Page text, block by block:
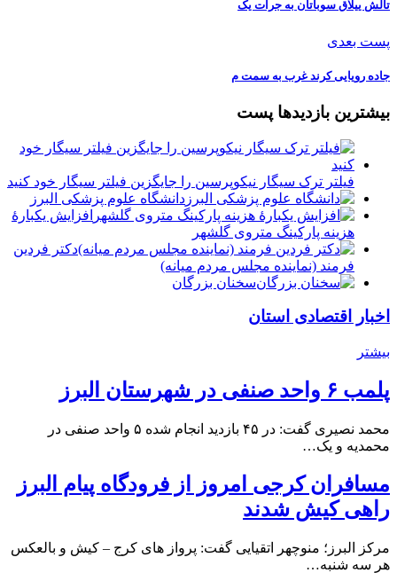
تالش ییلاق سوباتان به جرات یک
پست بعدی
جاده رویایی کرند غرب به سمت م
بیشترین بازدیدها پست
فیلتر ترک سیگار نیکوپرسین را جایگزین فیلتر سیگار خود کنید
دانشگاه علوم پزشکی البرز
افزایش یکبارۀ
هزینه پارکینگ متروی گلشهر
دكتر فردين
فرمند (نماينده مجلس مردم میانه)
سخنان بزرگان
اخبار اقتصادی استان
بیشتر
پلمب ۶ واحد صنفی در شهرستان البرز
محمد نصیری گفت: در ۴۵ بازدید انجام شده ۵ واحد صنفی در
محمدیه و یک…
مسافران کرجی امروز از فرودگاه پیام البرز
راهی کیش شدند
مرکز البرز؛ منوچهر اتقیایی گفت: پرواز های کرج – کیش و بالعکس
هر سه شنبه…